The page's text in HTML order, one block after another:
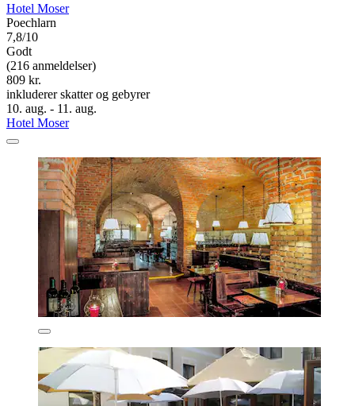
Hotel Moser
Poechlarn
7,8/10
Godt
(216 anmeldelser)
809 kr.
inkluderer skatter og gebyrer
10. aug. - 11. aug.
Hotel Moser